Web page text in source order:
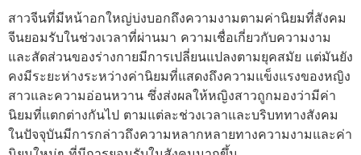
สาวจีนที่มีหน้าอกใหญ่บ่งบอกถึงความงามตามค่านิยมที่สังคม
จีนยอมรับในช่วงเวลาที่ผ่านมา ความเชื่อเกี่ยวกับความงาม
และสัดส่วนของร่างกายมีการเปลี่ยนแปลงตามยุคสมัย แต่มันยัง
คงมีระยะห่างระหว่างค่านิยมที่แสดงถึงความแข็งแรงของหญิง
สาวและความอ่อนหวาน ซึ่งส่งผลให้หญิงสาวถูกมองว่ามีค่า
นิยมที่แตกต่างกันไป ตามแต่ละช่วงเวลาและบริบททางสังคม
ในปัจจุบันมีการกล่าวถึงความหลากหลายทางความงามและค่า